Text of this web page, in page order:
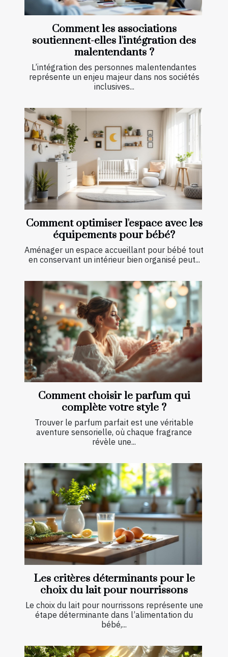
Comment les associations
soutiennent-elles l'intégration des
malentendants ?
L’intégration des personnes malentendantes
représente un enjeu majeur dans nos sociétés
inclusives...
Comment optimiser l'espace avec les
équipements pour bébé?
Aménager un espace accueillant pour bébé tout
en conservant un intérieur bien organisé peut...
Comment choisir le parfum qui
complète votre style ?
Trouver le parfum parfait est une véritable
aventure sensorielle, où chaque fragrance
révèle une...
Les critères déterminants pour le
choix du lait pour nourrissons
Le choix du lait pour nourrissons représente une
étape déterminante dans l’alimentation du
bébé,...